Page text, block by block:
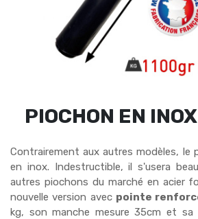
PIOCHON EN
Contrairement aux autres modèles, le
en inox. Indestructible, il s'usera
autres piochons du marché en acier
nouvelle version avec pointe
kg, son manche mesure 35cm et sa